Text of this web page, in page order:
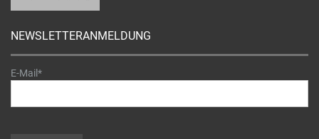
NEWSLETTERANMELDUNG
E-Mail*